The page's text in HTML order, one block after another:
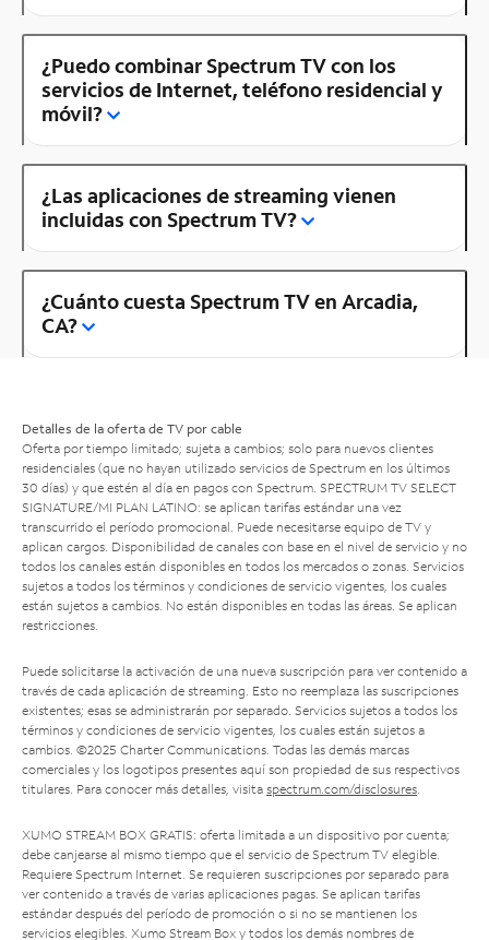
¿Puedo combinar Spectrum TV con los
servicios de Internet, teléfono residencial y
móvil?
¿Las aplicaciones de streaming vienen
incluidas con Spectrum TV?
¿Cuánto cuesta Spectrum TV en Arcadia,
CA?
Detalles de la oferta de TV por cable
Oferta por tiempo limitado; sujeta a cambios; solo para nuevos clientes
residenciales (que no hayan utilizado servicios de Spectrum en los últimos
30 días) y que estén al día en pagos con Spectrum. SPECTRUM TV SELECT
SIGNATURE/MI PLAN LATINO: se aplican tarifas estándar una vez
transcurrido el período promocional. Puede necesitarse equipo de TV y
aplican cargos. Disponibilidad de canales con base en el nivel de servicio y no
todos los canales están disponibles en todos los mercados o zonas. Servicios
sujetos a todos los términos y condiciones de servicio vigentes, los cuales
están sujetos a cambios. No están disponibles en todas las áreas. Se aplican
restricciones.
Puede solicitarse la activación de una nueva suscripción para ver contenido a
través de cada aplicación de streaming. Esto no reemplaza las suscripciones
existentes; esas se administrarán por separado. Servicios sujetos a todos los
términos y condiciones de servicio vigentes, los cuales están sujetos a
cambios. ©2025 Charter Communications. Todas las demás marcas
comerciales y los logotipos presentes aquí son propiedad de sus respectivos
titulares. Para conocer más detalles, visita spectrum.com/disclosures.
XUMO STREAM BOX GRATIS: oferta limitada a un dispositivo por cuenta;
debe canjearse al mismo tiempo que el servicio de Spectrum TV elegible.
Requiere Spectrum Internet. Se requieren suscripciones por separado para
ver contenido a través de varias aplicaciones pagas. Se aplican tarifas
estándar después del período de promoción o si no se mantienen los
servicios elegibles. Xumo Stream Box y todos los demás nombres de